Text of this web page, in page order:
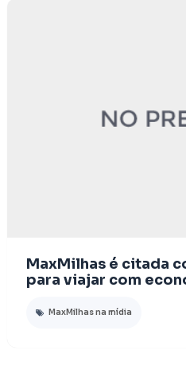
MaxMilhas é citada
para viajar com
MaxMilhas na mídia